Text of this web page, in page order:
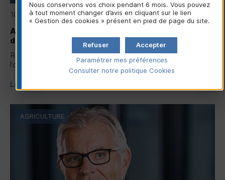
10/06/2026
Assemblée générale de la Confédération Nationale
du Crédit Mutuel 2026
Revivez les temps forts de l’assemblée générale 2026 de
l’organe central du groupe Crédit Mutuel...
Lire la suite
AGRICULTURE
Nous conservons vos choix pendant 6 mois. Vous pouvez
à tout moment changer d’avis en cliquant sur le lien
« Gestion des cookies » présent en pied de page du site.
Accepter
Refuser
Paramétrer mes préférences
Consulter notre politique Cookies